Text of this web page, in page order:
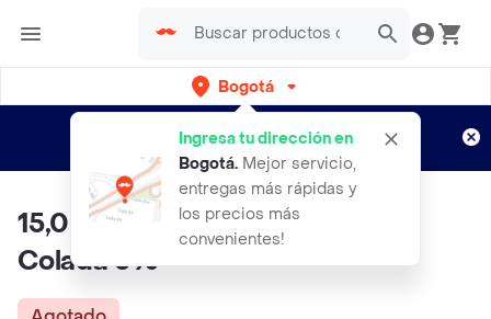
Bogotá
Ingresa tu dirección en
Bogotá. Mejor servicio,
entregas más rápidas y
los precios más
convenientes!
envíos gratis por semanas
Aplican TyC
15,000 Puff Sami 2 Pod Piña
Colada 5%